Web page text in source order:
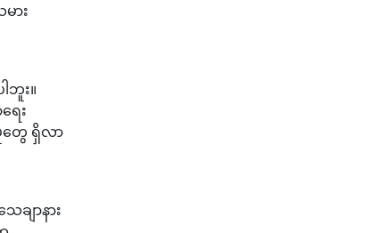
ား
း။
ေး
ေ ရှိလာ
ျာနား